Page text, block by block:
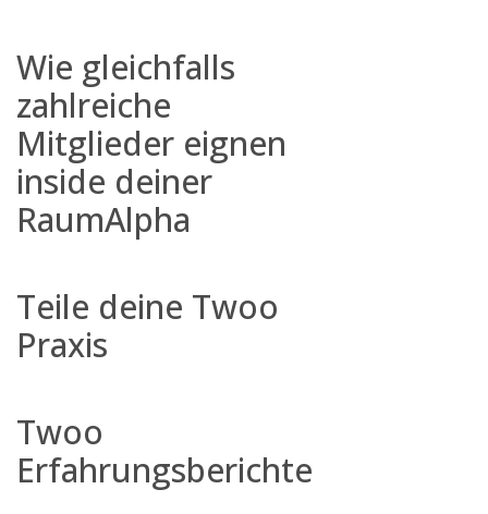
Wie gleichfalls
zahlreiche
Mitglieder eignen
inside deiner
RaumAlpha
Teile deine Twoo
Praxis
Twoo
Erfahrungsberichte